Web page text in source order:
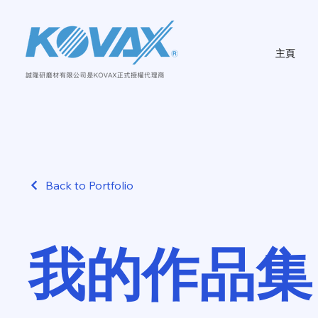
主頁
Back to Portfolio
我的作品集